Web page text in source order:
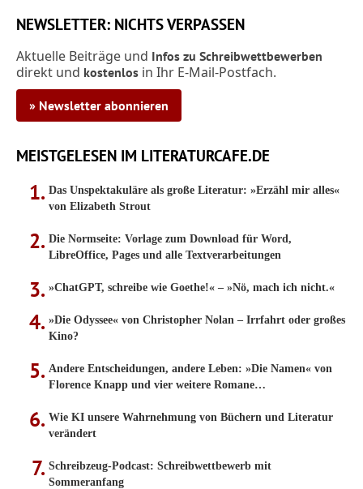
NEWSLETTER: NICHTS VERPASSEN
Aktuelle Beiträge und Infos zu Schreibwettbewerben
direkt und kostenlos in Ihr E-Mail-Postfach.
» Newsletter abonnieren
MEISTGELESEN IM LITERATURCAFE.DE
Das Unspektakuläre als große Literatur: »Erzähl mir alles«
von Elizabeth Strout
Die Normseite: Vorlage zum Download für Word,
LibreOffice, Pages und alle Textverarbeitungen
»ChatGPT, schreibe wie Goethe!« – »Nö, mach ich nicht.«
»Die Odyssee« von Christopher Nolan – Irrfahrt oder großes
Kino?
Andere Entscheidungen, andere Leben: »Die Namen« von
Florence Knapp und vier weitere Romane…
Wie KI unsere Wahrnehmung von Büchern und Literatur
verändert
Schreibzeug-Podcast: Schreibwettbewerb mit
Sommeranfang